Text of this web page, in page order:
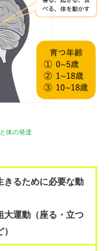
体の発達
きるために必要な動
大運動（座る・立つ